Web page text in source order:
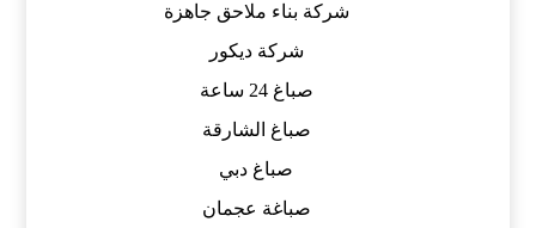
شركة بناء ملاحق جاهزة
شركة ديكور
صباغ 24 ساعة
صباغ الشارقة
صباغ دبي
صباغة عجمان